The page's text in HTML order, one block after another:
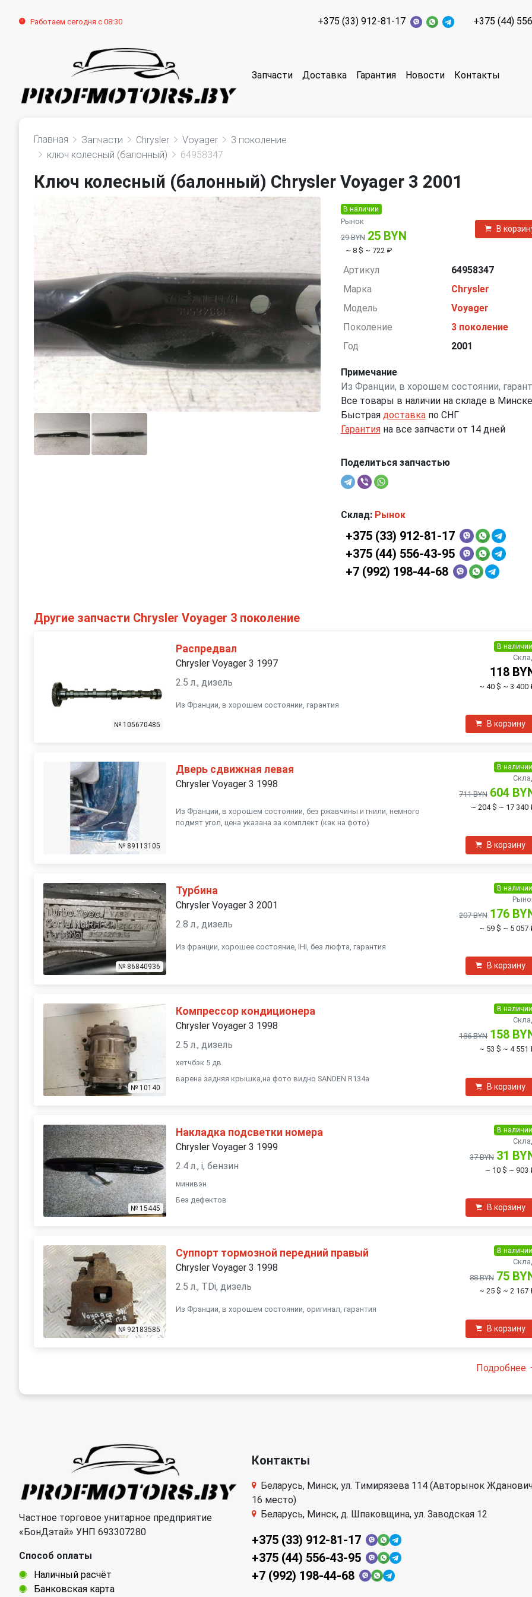
Работаем сегодня с 08:30 +375 (33) 912-81-17 +375 (44)
Запчасти Доставка Гарантия Новости Контакты
Главная Запчасти Chrysler Voyager
3 поколение
ключ колесный (балонный)
64958347
Ключ колесный (балонный) Chrysler Voyager 3 2001
В наличии
Рынок
29 BYN 25 BYN
~ 8 $ ~ 722 ₽
В
Артикул
64958347
Марка
Chrysler
Модель
Voyager
Поколение
3 поколение
Год
2001
Примечание
Из Франции, в хорошем состоянии,
Все товары в наличии на складе в Минске
Быстрая доставкапо СНГ
Гарантияна все запчасти от 14 дней
Поделиться запчастью
Склад: Рынок
+375 (33) 912-81-17
+375 (44) 556-43-95
+7 (992) 198-44-68
Другие запчасти Chrysler Voyager 3 поколение
№ 105670485
Распредвал
Chrysler Voyager 3 1997
2.5 л., дизель
Из Франции, в хорошем состоянии, гарантия
В наличии
118
~ 40 $ ~ 3 400
В корзину
№ 89113105
Дверь сдвижная левая
Chrysler Voyager 3 1998
Из Франции, в хорошем состоянии, без ржавчины и гнили, немного
подмят угол, цена указана за комплект (как на фото)
В наличии
711 BYN 604
~ 204 $ ~ 17 340
В корзину
№ 86840936
Турбина
Chrysler Voyager 3 2001
2.8 л., дизель
Из франции, хорошее состояние, IHI, без люфта, гарантия
В наличии
207 BYN 176
~ 59 $ ~ 5 057
В корзину
№ 10140
Компрессор кондиционера
Chrysler Voyager 3 1998
2.5 л., дизель
хетчбэк 5 дв.
варена задняя крышка,на фото видно SANDEN R134a
В наличии
186 BYN 158
~ 53 $ ~ 4 551
В корзину
№ 15445
Накладка подсветки номера
Chrysler Voyager 3 1999
2.4 л., i, бензин
минивэн
Без дефектов
В наличии
37 BYN 31
~ 10 $ ~ 903
В корзину
№ 92183585
Суппорт тормозной передний правый
Chrysler Voyager 3 1998
2.5 л., TDi, дизель
Из Франции, в хорошем состоянии, оригинал, гарантия
В наличии
88 BYN 75
~ 25 $ ~ 2 167
В корзину
Подробнее
Частное торговое унитарное предприятие
«БонДэтай» УНП 693307280
Способ оплаты
Наличный расчёт
Банковская карта
Контакты
Беларусь, Минск, ул. Тимирязева 114 (Авторынок
16 место)
Беларусь, Минск, д. Шпаковщина, ул. Заводская 12
+375 (33) 912-81-17
+375 (44) 556-43-95
+7 (992) 198-44-68